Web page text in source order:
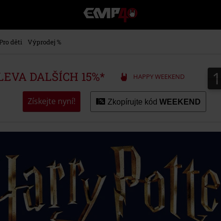
EMP
-
Hudba,
Merch
hráče,
Alternativní
Pro děti Výprodej %
DALŠÍCH 15%* HAPPY WEEKEND 1
1
Získejte nyní! Zkopírujte kód WEEKEND